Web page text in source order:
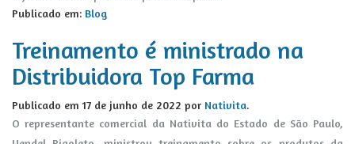
Publicado em: Blog
Treinamento é ministrado na
Distribuidora Top Farma
Publicado em 17 de junho de 2022 por Nativita.
O representante comercial da Nativita do Estado de São Paulo,